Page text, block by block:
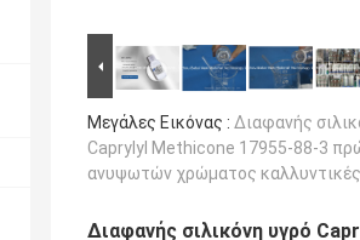
Μεγάλες Εικόνας : Διαφανής
Caprylyl Methicone 17955-88-3
ανυψωτών χρώματος καλλυντικές
Διαφανής σιλικόνη υγρό